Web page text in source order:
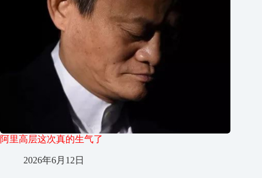
阿里高层这次真的生气了
2026年6月12日